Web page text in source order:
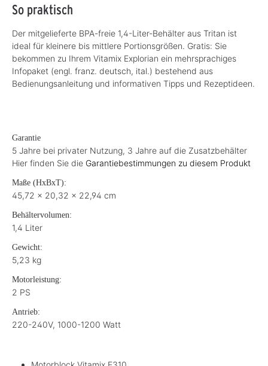
So praktisch
Der mitgelieferte BPA-freie 1,4-Liter-Behälter aus Tritan ist
ideal für kleinere bis mittlere Portionsgrößen. Gratis: Sie
bekommen zu Ihrem Vitamix Explorian ein mehrsprachiges
Infopaket (engl. franz. deutsch, ital.) bestehend aus
Bedienungsanleitung und informativen Tipps und Rezeptideen.
Garantie
5 Jahre bei privater Nutzung, 3 Jahre auf die Zusatzbehälter
Hier finden Sie die Garantiebestimmungen zu diesem Produkt
Maße (HxBxT):
45,72 x 20,32 x 22,94 cm
Behältervolumen:
1,4 Liter
Gewicht:
5,23 kg
Motorleistung:
2 PS
Antrieb:
220-240V, 1000-1200 Watt